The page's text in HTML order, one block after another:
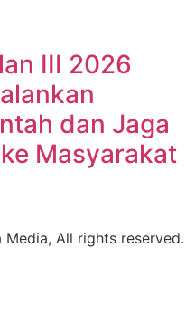
III 2026
dan Jaga
Masyarakat
All rights reserved.